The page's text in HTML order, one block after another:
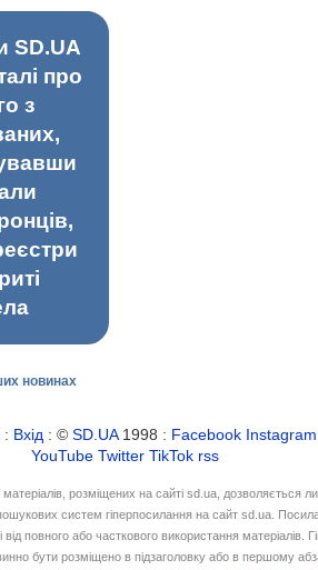
SD.UA
про
з
новинах
: Вхід : ©SD.UA1998 : Facebook Instagram
YouTube Twitter TikTok rss
розміщених на сайті sd.ua, дозволяється
пошукових систем гіперпосилання на сайт sd.ua.
повного або часткового використання матеріалів.
бути розміщено в підзаголовку або в першому